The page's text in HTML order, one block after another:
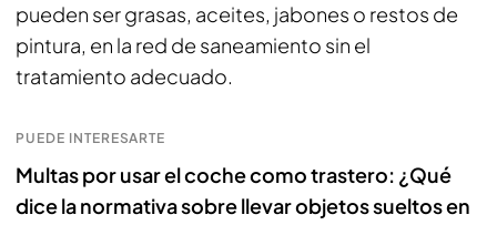
pueden ser grasas, aceites, jabones o restos de
pintura, en la red de saneamiento sin el
tratamiento adecuado.
PUEDE INTERESARTE
Multas por usar el coche como trastero: ¿Qué
dice la normativa sobre llevar objetos sueltos en